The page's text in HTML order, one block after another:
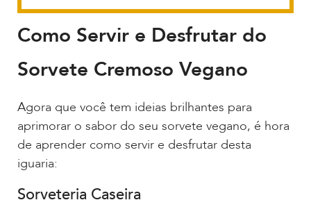
Como Servir e Desfrutar do
Sorvete Cremoso Vegano
Agora que você tem ideias brilhantes para
aprimorar o sabor do seu sorvete vegano, é hora
de aprender como servir e desfrutar desta
iguaria:
Sorveteria Caseira